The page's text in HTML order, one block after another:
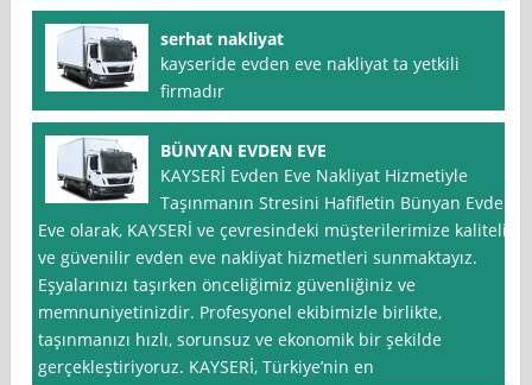
serhat nakliyat
kayseride evden eve nakliyat ta yetkili
firmadır
BÜNYAN EVDEN EVE
KAYSERİ Evden Eve Nakliyat Hizmetiyle
Taşınmanın Stresini Hafifletin Bünyan Evden
Eve olarak, KAYSERİ ve çevresindeki müşterilerimize kaliteli
ve güvenilir evden eve nakliyat hizmetleri sunmaktayız.
Eşyalarınızı taşırken önceliğimiz güvenliğiniz ve
memnuniyetinizdir. Profesyonel ekibimizle birlikte,
taşınmanızı hızlı, sorunsuz ve ekonomik bir şekilde
gerçekleştiriyoruz. KAYSERİ, Türkiye’nin en